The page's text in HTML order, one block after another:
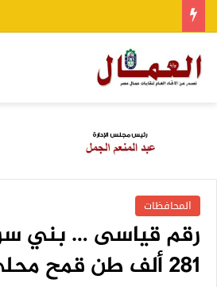
المحافظات
رقم قياسى … بني
281 ألف طن قمح محلي